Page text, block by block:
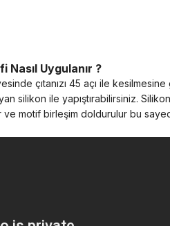
Uygulanır ?
çıtanızı 45 açı ile
silikon ile yapıştırabilirsiniz.
ve motif birleşim doldurulur bu